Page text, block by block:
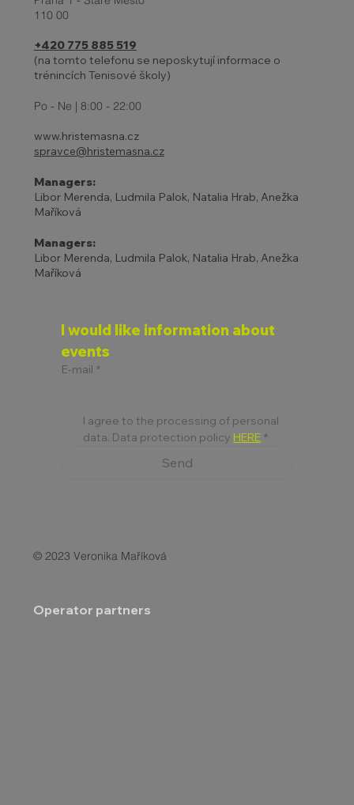
110 00
+420 775 885 519
(na tomto telefonu se neposkytují informace o
trénincích Tenisové školy)
Po - Ne | 8:00 - 22:00
www.hristemasna.cz
spravce@hristemasna.cz
Managers:
Libor Merenda, Ludmila Palok, Natalia Hrab, Anežka
Maříková
Managers:
Libor Merenda, Ludmila Palok, Natalia Hrab, Anežka
Maříková
I would like information about
events
E-mail *
I agree to the processing of personal
data. Data protection policy HERE *
Send
© 2023 Veronika Maříková
Operator partners